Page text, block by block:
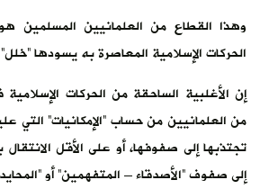
وهذا القطاع من العلمانيين المسلمين
الحركات الإسلامية المعاصرة به يسودها
إن الأغلبية الساحقة من الحركات
من العلمانيين من حساب “الإمكانيات” التي
تجتذبها إلى صفوفها، أو على الأقل
إلى صفوف “الأصدقاء – المتفهمين” أو